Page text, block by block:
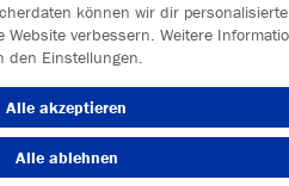
verzögert sich
leider um ca. 10 Tage
können wir dir personalisierte
verbessern. Weitere
den Einstellungen.
Alle akzeptieren
Alle ablehnen